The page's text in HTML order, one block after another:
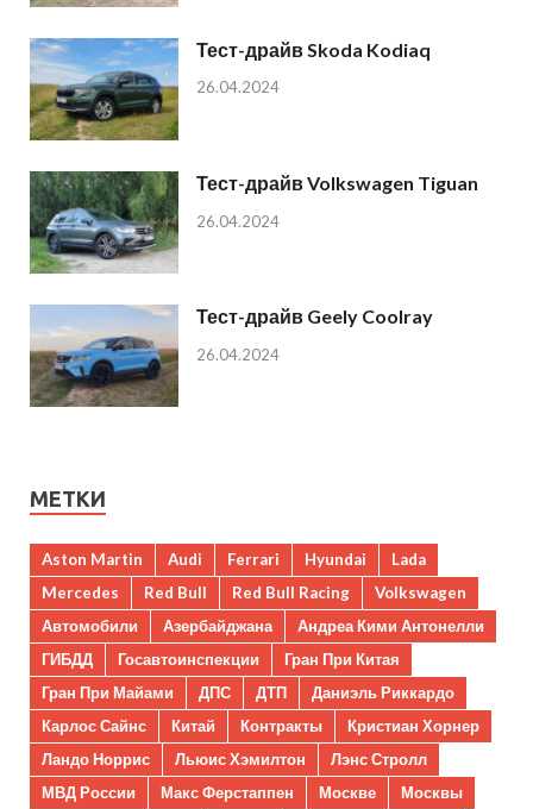
Тест-драйв Skoda Kodiaq
26.04.2024
Тест-драйв Volkswagen Tiguan
26.04.2024
Тест-драйв Geely Coolray
26.04.2024
МЕТКИ
Aston Martin Audi Ferrari Hyundai
Lada
Mercedes
Red Bull Red Bull Racing
Volkswagen
Автомобили
Азербайджана
Андреа Кими Антонелли
ГИБДД
Госавтоинспекции
Гран При Китая
Гран При Майами
ДПС ДТП
Даниэль Риккардо
Карлос Сайнс
Китай Контракты
Кристиан Хорнер
Ландо Норрис
Льюис Хэмилтон
Лэнс Стролл
МВД России
Макс Ферстаппен Москве
Москвы